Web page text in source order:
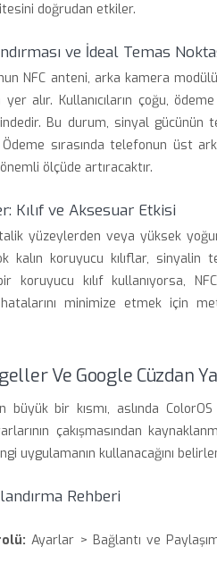
doğrudan etkiler.
ve İdeal Temas
NFC anteni, arka kamera
alır. Kullanıcıların çoğu,
Bu durum, sinyal gücünün
sırasında telefonun üst
önemli ölçüde artıracaktır.
Kılıf ve Aksesuar Etkisi
yüzeylerden veya yüksek
kalın koruyucu kılıflar,
koruyucu kılıf kullanıyorsa,
minimize etmek için
Ve Google Cüzdan
büyük bir kısmı, aslında
çakışmasından
uygulamanın kullanacağını
Rehberi
Ayarlar > Bağlantı ve